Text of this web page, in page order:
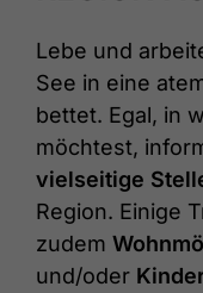
Lebe und
See in eine
bettet. Egal, in
möchtest,
vielseitige
Region. Einige
zudem
und/oder